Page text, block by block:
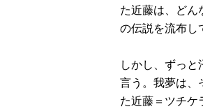
た近藤は、どん
の伝説を流布し
しかし、ずっ
言う。我夢は、
た近藤＝ツチケ